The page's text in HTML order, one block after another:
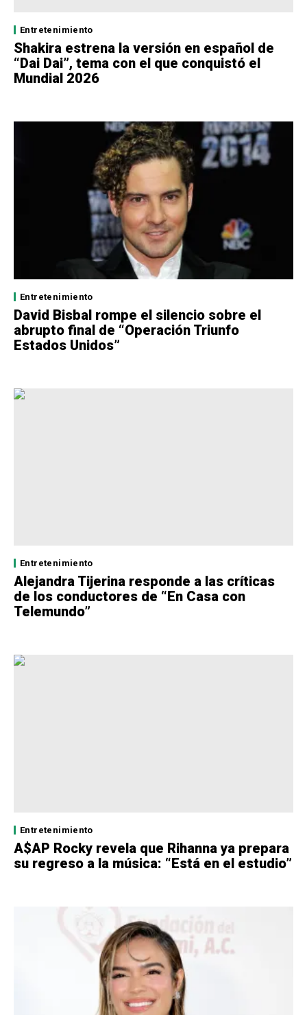
Entretenimiento
Shakira estrena la versión en español de
“Dai Dai”, tema con el que conquistó el
Mundial 2026
Entretenimiento
David Bisbal rompe el silencio sobre el
abrupto final de “Operación Triunfo
Estados Unidos”
Entretenimiento
Alejandra Tijerina responde a las críticas
de los conductores de “En Casa con
Telemundo”
Entretenimiento
A$AP Rocky revela que Rihanna ya prepara
su regreso a la música: “Está en el estudio”